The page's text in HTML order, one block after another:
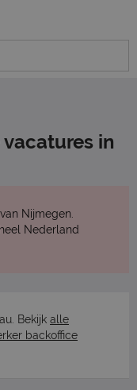
in
van Nijmegen.
Nederland
Bekijk alle
backoffice